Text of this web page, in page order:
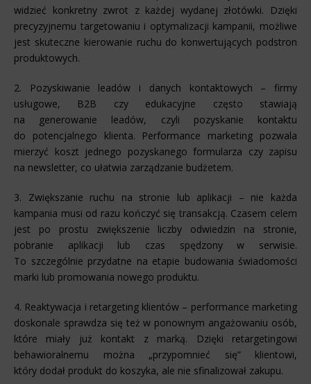
widzieć konkretny zwrot z każdej wydanej złotówki. Dzięki
precyzyjnemu targetowaniu i optymalizacji kampanii, możliwe
jest skuteczne kierowanie ruchu do konwertujących podstron
produktowych.
2. Pozyskiwanie leadów i danych kontaktowych – firmy
usługowe, B2B czy edukacyjne często stawiają
na generowanie leadów, czyli pozyskanie kontaktu
do potencjalnego klienta. Performance marketing pozwala
mierzyć koszt jednego pozyskanego formularza czy zapisu
na newsletter, co ułatwia zarządzanie budżetem.
3. Zwiększanie ruchu na stronie lub aplikacji – nie każda
kampania musi od razu kończyć się transakcją. Czasem celem
jest po prostu zwiększenie liczby odwiedzin na stronie,
pobranie aplikacji lub czas spędzony w serwisie.
To szczególnie przydatne na etapie budowania świadomości
marki lub promowania nowego produktu.
4. Reaktywacja i retargeting klientów – performance marketing
doskonale sprawdza się też w ponownym angażowaniu osób,
które miały już kontakt z marką. Dzięki retargetingowi
behawioralnemu można „przypomnieć się” klientowi,
który dodał produkt do koszyka, ale nie sfinalizował zakupu.